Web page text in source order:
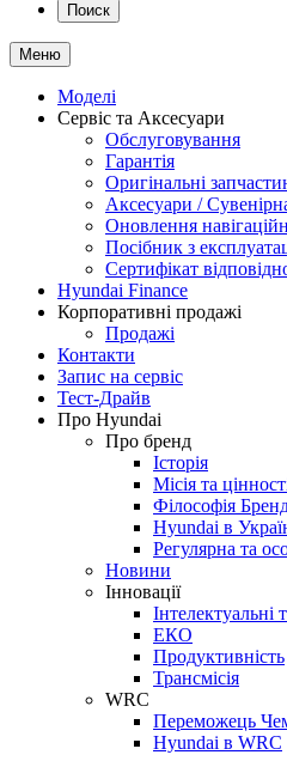
Поиск
Меню
Моделі
Сервіс та Аксесуари
Обслуговування
Гарантія
Оригінальні
Аксесуари /
Оновлення
Посібник з
Сертифікат
Hyundai Finance
Корпоративні продажі
Продажі
Контакти
Запис на сервіс
Тест-Драйв
Про Hyundai
Про бренд
Історія
Місія та
Філософія
Hyundai в
Регулярна та
Новини
Інновації
Інтелектуальні
ЕКО
Продуктивність
Трансмісія
WRC
Переможець
Hyundai в WRC